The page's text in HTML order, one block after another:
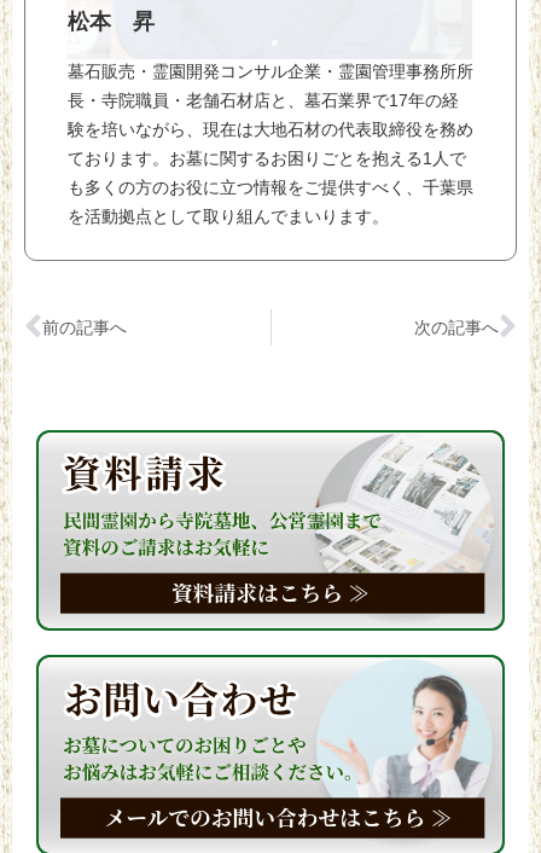
松本 昇
墓石販売・霊園開発コンサル企業・霊園管理事務所所
長・寺院職員・老舗石材店と、墓石業界で17年の経
験を培いながら、現在は大地石材の代表取締役を務め
ております。お墓に関するお困りごとを抱える1人で
も多くの方のお役に立つ情報をご提供すべく、千葉県
を活動拠点として取り組んでまいります。
前の記事へ 次の記事へ